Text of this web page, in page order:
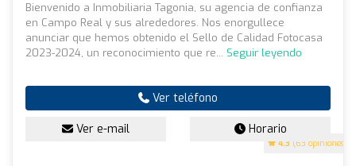
4.3 (63 opiniones)
Bienvenido a Inmobiliaria Tagonia, su agencia de confianza
en Campo Real y sus alrededores. Nos enorgullece
anunciar que hemos obtenido el Sello de Calidad Fotocasa
2023-2024, un reconocimiento que re... Seguir leyendo
Ver teléfono
Ver e-mail Horario